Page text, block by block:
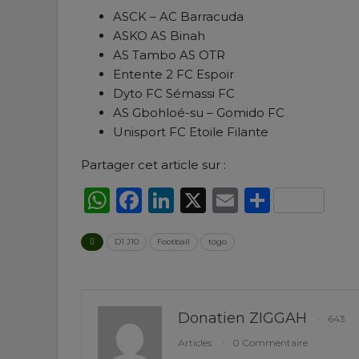
ASCK – AC Barracuda
ASKO AS Binah
AS Tambo AS OTR
Entente 2 FC Espoir
Dyto FC Sémassi FC
AS Gbohloé-su – Gomido FC
Unisport FC Etoile Filante
Partager cet article sur :
WhatsApp
Facebook
LinkedIn
X Email
D1 J10 Football togo
Donatien ZIGGAH
643
Articles
0 Commentaire